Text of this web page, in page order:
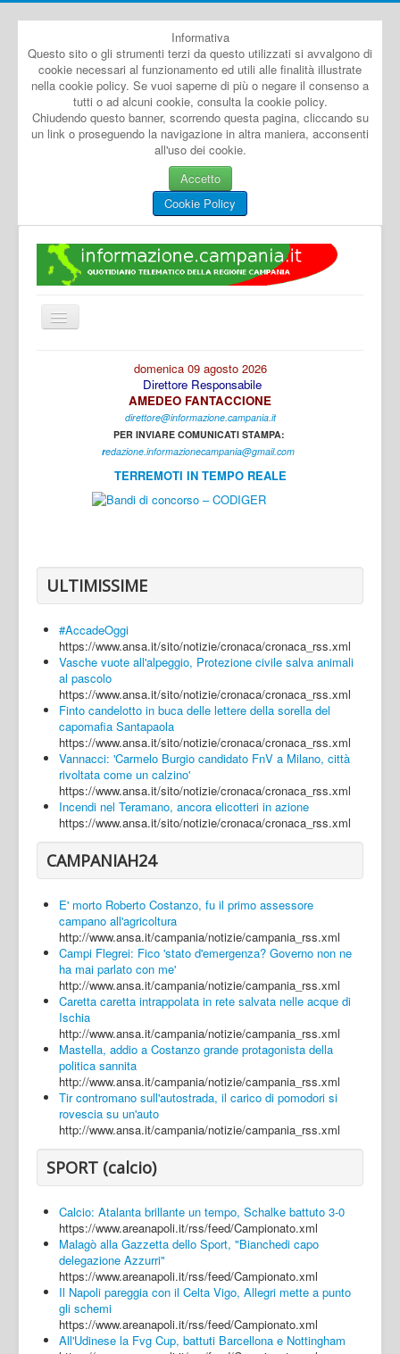
Informativa
Questo sito o gli strumenti terzi da questo utilizzati si avvalgono di
cookie necessari al funzionamento ed utili alle finalità illustrate
nella cookie policy. Se vuoi saperne di più o negare il consenso a
tutti o ad alcuni cookie, consulta la cookie policy.
Chiudendo questo banner, scorrendo questa pagina, cliccando su
un link o proseguendo la navigazione in altra maniera, acconsenti
all'uso dei cookie.
Accetto
Cookie Policy
Cambia
navigazione
Caserta
Napoli
Salerno
Login
domenica 09 agosto 2026
Direttore Responsabile
AMEDEO FANTACCIONE
direttore@informazione.campania.it
PER INVIARE COMUNICATI STAMPA:
redazione.informazionecampania@gmail.com
TERREMOTI IN TEMPO REALE
ULTIMISSIME
#AccadeOggi
https://www.ansa.it/sito/notizie/cronaca/cronaca_rss.xml
Vasche vuote all'alpeggio, Protezione civile salva animali
al pascolo
https://www.ansa.it/sito/notizie/cronaca/cronaca_rss.xml
Finto candelotto in buca delle lettere della sorella del
capomafia Santapaola
https://www.ansa.it/sito/notizie/cronaca/cronaca_rss.xml
Vannacci: 'Carmelo Burgio candidato FnV a Milano, città
rivoltata come un calzino'
https://www.ansa.it/sito/notizie/cronaca/cronaca_rss.xml
Incendi nel Teramano, ancora elicotteri in azione
https://www.ansa.it/sito/notizie/cronaca/cronaca_rss.xml
CAMPANIAH24
E' morto Roberto Costanzo, fu il primo assessore
campano all'agricoltura
http://www.ansa.it/campania/notizie/campania_rss.xml
Campi Flegrei: Fico 'stato d'emergenza? Governo non ne
ha mai parlato con me'
http://www.ansa.it/campania/notizie/campania_rss.xml
Caretta caretta intrappolata in rete salvata nelle acque di
Ischia
http://www.ansa.it/campania/notizie/campania_rss.xml
Mastella, addio a Costanzo grande protagonista della
politica sannita
http://www.ansa.it/campania/notizie/campania_rss.xml
Tir contromano sull'autostrada, il carico di pomodori si
rovescia su un'auto
http://www.ansa.it/campania/notizie/campania_rss.xml
SPORT (calcio)
Calcio: Atalanta brillante un tempo, Schalke battuto 3-0
https://www.areanapoli.it/rss/feed/Campionato.xml
Malagò alla Gazzetta dello Sport, "Bianchedi capo
delegazione Azzurri"
https://www.areanapoli.it/rss/feed/Campionato.xml
Il Napoli pareggia con il Celta Vigo, Allegri mette a punto
gli schemi
https://www.areanapoli.it/rss/feed/Campionato.xml
All'Udinese la Fvg Cup, battuti Barcellona e Nottingham